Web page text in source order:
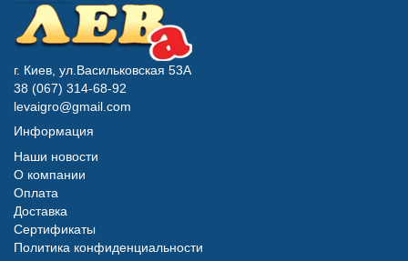
г. Киев, ул.Васильковская 53А
38 (067) 314-68-92
levaigro@gmail.com
Информация
Наши новости
О компании
Оплата
Доставка
Сертификаты
Политика конфиденциальности